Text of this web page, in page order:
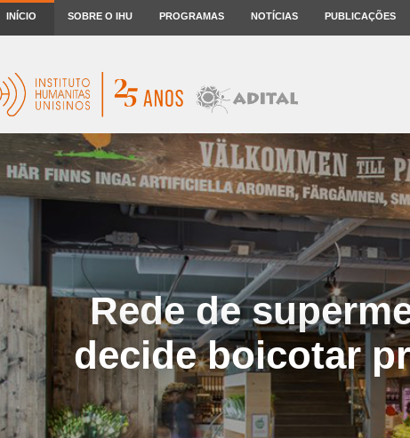
INÍCIO SOBRE O IHU PROGRAMAS NOTÍCIAS PUBLICAÇÕES
Rede de
decide boicotar